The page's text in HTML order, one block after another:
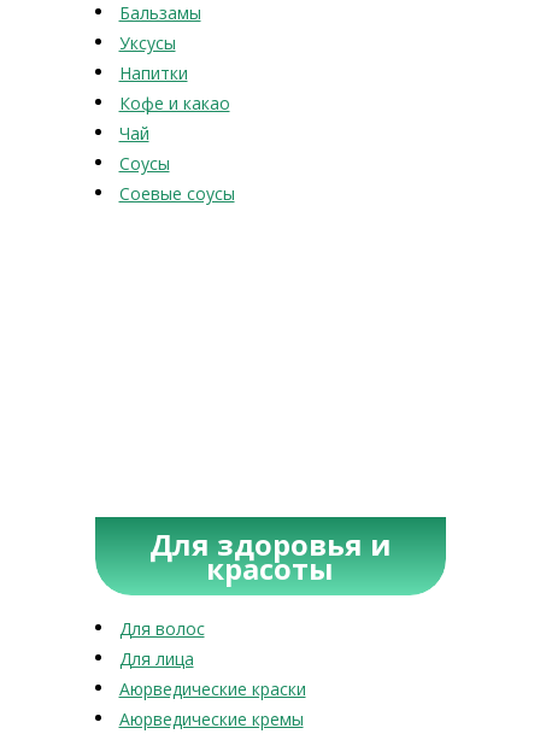
Бальзамы
Уксусы
Напитки
Кофе и какао
Чай
Соусы
Соевые соусы
Для здоровья и
красоты
Для волос
Для лица
Аюрведические краски
Аюрведические кремы